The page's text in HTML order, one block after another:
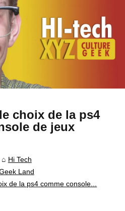
choix de la ps4
de jeux
Hi Tech
Land
de la ps4 comme console...